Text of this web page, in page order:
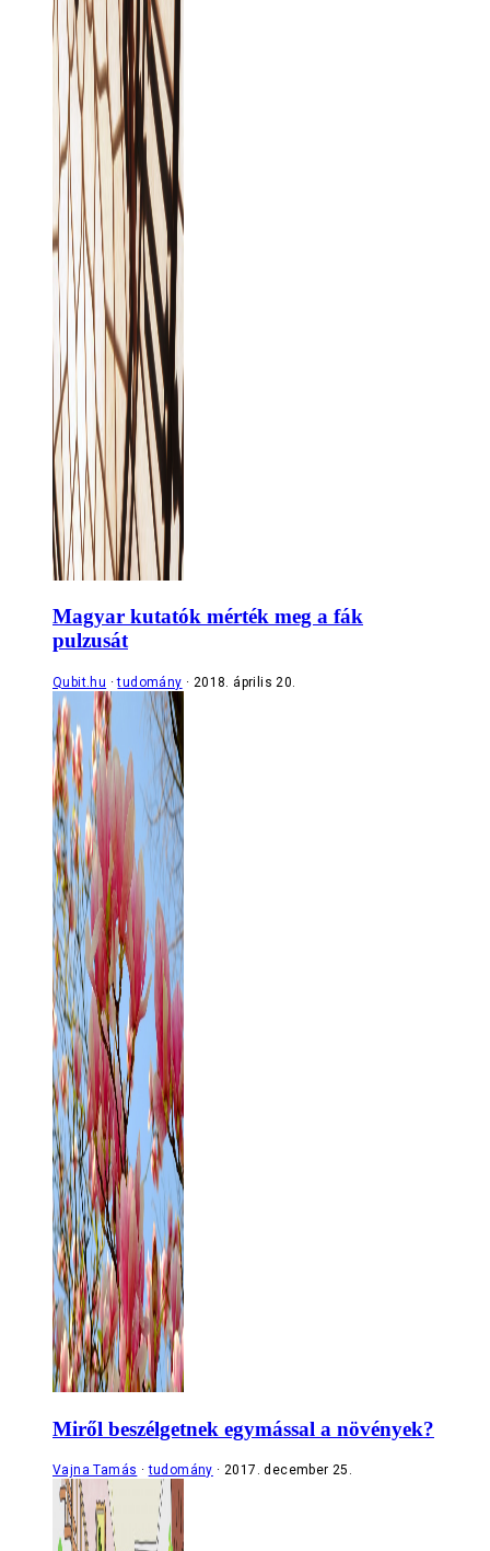
Magyar kutatók mérték meg a fák
pulzusát
Qubit.hu tudomány 2018. április 20.
Miről beszélgetnek egymással a növények?
Vajna Tamás tudomány 2017. december 25.